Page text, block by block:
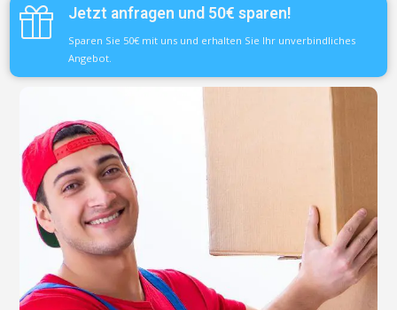
Jetzt anfragen und 50€ sparen!
Sparen Sie 50€ mit uns und erhalten Sie Ihr unverbindliches
Angebot.